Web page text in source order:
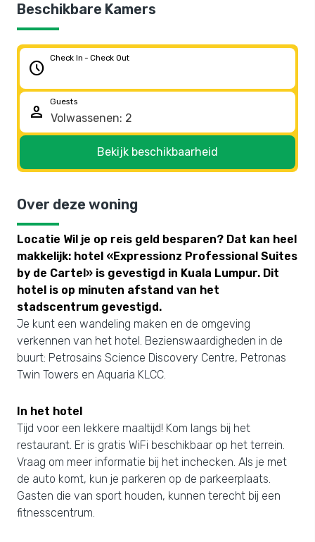
Beschikbare Kamers
schedule
Check In - Check Out
person
Guests
Bekijk beschikbaarheid
Over deze woning
Locatie Wil je op reis geld besparen? Dat kan heel
makkelijk: hotel «Expressionz Professional Suites
by de Cartel» is gevestigd in Kuala Lumpur. Dit
hotel is op minuten afstand van het
stadscentrum gevestigd.
Je kunt een wandeling maken en de omgeving
verkennen van het hotel. Bezienswaardigheden in de
buurt: Petrosains Science Discovery Centre, Petronas
Twin Towers en Aquaria KLCC.
In het hotel
Tijd voor een lekkere maaltijd! Kom langs bij het
restaurant. Er is gratis WiFi beschikbaar op het terrein.
Vraag om meer informatie bij het inchecken. Als je met
de auto komt, kun je parkeren op de parkeerplaats.
Gasten die van sport houden, kunnen terecht bij een
fitnesscentrum.